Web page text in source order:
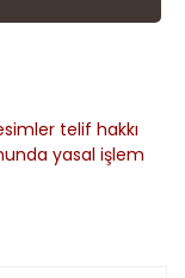
telif hakkı
yasal işlem